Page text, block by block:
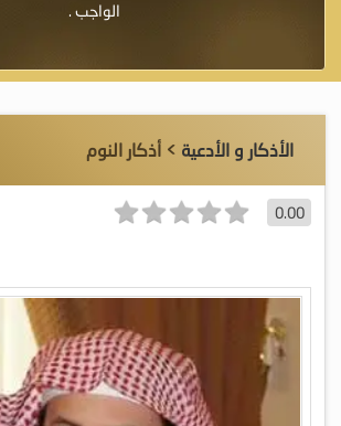
الواجب .
الأذكار و الأدعية > أذكار النوم
0.00